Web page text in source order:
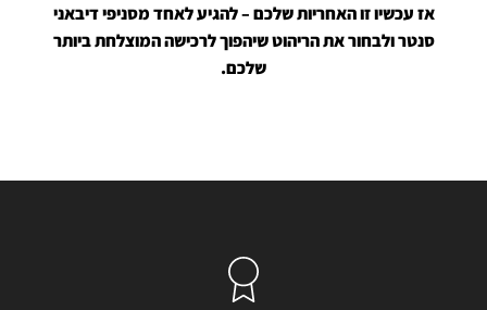
אז עכשיו זו האחריות שלכם – להגיע לאחד מסניפי דיבאני
סנטר ולבחור את הריהוט שיהפוך לרכישה המוצלחת ביותר
שלכם.